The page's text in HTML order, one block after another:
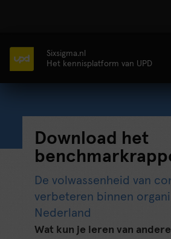
Sixsigma.nl
Het kennisplatform van UPD
Download het
De volwassenheid van
verbeteren binnen
Nederland
Wat kun je leren van